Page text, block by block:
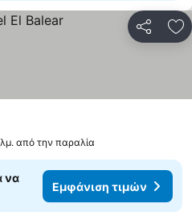
από την παραλία
να
Εμφάνιση τιμών